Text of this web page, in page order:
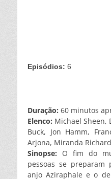
Episódios: 6
Duração: 60 minutos
Elenco: Michael Sheen,
Buck, Jon Hamm,
Arjona, Miranda
Sinopse: O fim do
pessoas se
anjo Aziraphale e o